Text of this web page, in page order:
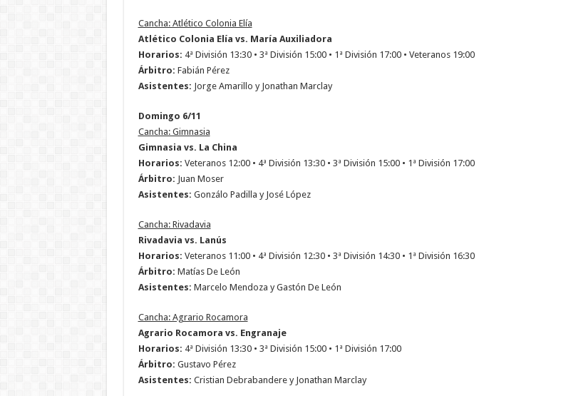
Cancha: Atlético Colonia Elía
Atlético Colonia Elía vs. María Auxiliadora
Horarios: 4ª División 13:30 • 3ª División 15:00 • 1ª División 17:00 • Veteranos 19:00
Árbitro: Fabián Pérez
Asistentes: Jorge Amarillo y Jonathan Marclay
Domingo 6/11
Cancha: Gimnasia
Gimnasia vs. La China
Horarios: Veteranos 12:00 • 4ª División 13:30 • 3ª División 15:00 • 1ª División 17:00
Árbitro: Juan Moser
Asistentes: Gonzálo Padilla y José López
Cancha: Rivadavia
Rivadavia vs. Lanús
Horarios: Veteranos 11:00 • 4ª División 12:30 • 3ª División 14:30 • 1ª División 16:30
Árbitro: Matías De León
Asistentes: Marcelo Mendoza y Gastón De León
Cancha: Agrario Rocamora
Agrario Rocamora vs. Engranaje
Horarios: 4ª División 13:30 • 3ª División 15:00 • 1ª División 17:00
Árbitro: Gustavo Pérez
Asistentes: Cristian Debrabandere y Jonathan Marclay